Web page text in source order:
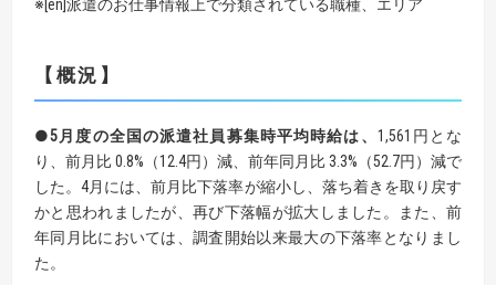
※[en]派遣のお仕事情報上で分類されている職種、エリア
【概況】
●5月度の全国の派遣社員募集時平均時給は、 1,561円とな
り、前月比 0.8%（12.4円）減、前年同月比 3.3%（52.7円）減で
した。4月には、前月比下落率が縮小し、落ち着きを取り戻す
かと思われましたが、再び下落幅が拡大しました。また、前
年同月比においては、調査開始以来最大の下落率となりまし
た。